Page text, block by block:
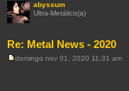
abyssum
Ultra-Metálico(a)
Re: Metal News - 2020
domingo nov 01, 2020 11:31 am